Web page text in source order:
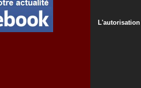
L'autorisation